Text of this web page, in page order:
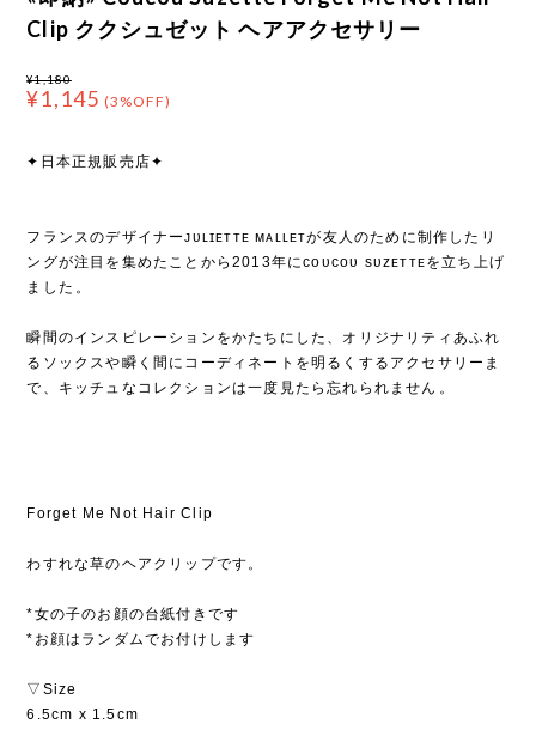
Clip ククシュゼット ヘアアクセサリー
¥1,180
¥1,145 (3%OFF)
✦日本正規販売店✦
フランスのデザイナーᴊᴜʟɪᴇᴛᴛᴇ ᴍᴀʟʟᴇᴛが友人のために制作したリ
ングが注目を集めたことから2013年にᴄᴏᴜᴄᴏᴜ sᴜᴢᴇᴛᴛᴇを立ち上げ
ました⁡。
瞬間のインスピレーションをかたちにした、オリジナリティあふれ
るソックスや瞬く間にコーディネートを明るくするアクセサリーま
で、キッチュなコレクションは一度見たら忘れられません⁡。
Forget Me Not Hair Clip
わすれな草のヘアクリップです。
*女の子のお顔の台紙付きです
*お顔はランダムでお付けします
▽Size
6.5cm x 1.5cm